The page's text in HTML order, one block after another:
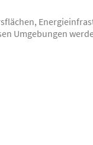
Umgebungen